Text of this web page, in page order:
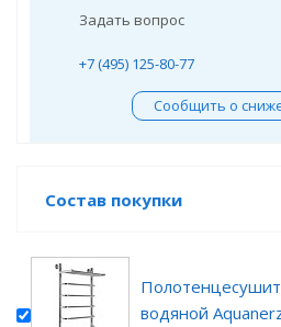
Задать вопрос
+7 (495) 125-80-77
Сообщить о
Состав покупки
водяной